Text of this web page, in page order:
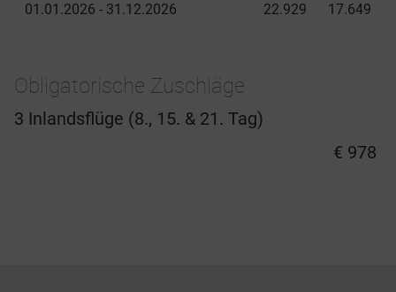
01.01.2026 - 31.12.2026 22.929 17.649
Obligatorische Zuschläge
3 Inlandsflüge (8., 15. & 21. Tag)
€ 978